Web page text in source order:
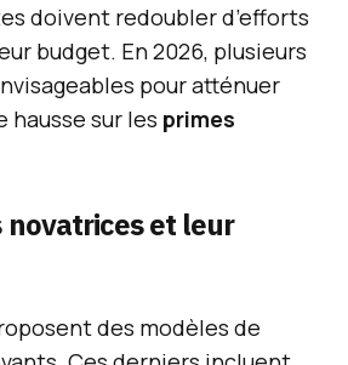
doivent redoubler d’efforts
budget. En 2026, plusieurs
pour atténuer
hausse sur les primes
novatrices et leur
des modèles de